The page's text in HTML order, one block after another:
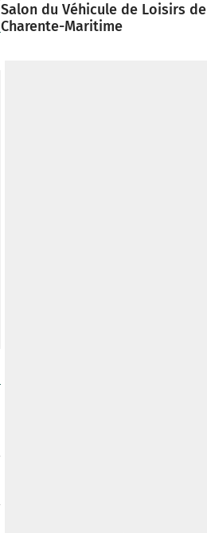
Salon du Véhicule de Loisirs de
Charente-Maritime